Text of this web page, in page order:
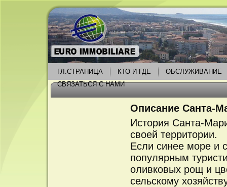
ГЛ.СТРАНИЦА КТО И ГДЕ
ОБСЛУЖИВАНИЕ
СВЯЗАТЬСЯ С НАМИ
Описание Санта-
История Санта-
своей территории.
Если синее море и
популярным
оливковых рощ и
сельскому